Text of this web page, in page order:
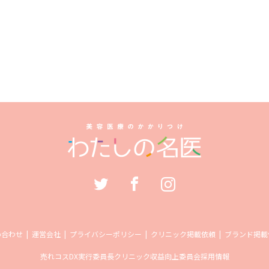
わせ 運営会社 プライバシーポリシー クリニック掲載依頼 ブランド掲
売れコスDX実行委員長クリニック収益向上委員会採用情報